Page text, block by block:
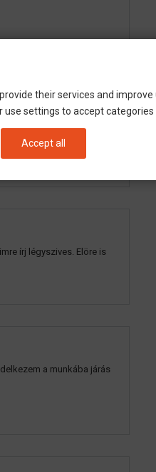
Elérhetősége
írj légyszives. Elöre is
a munkába járás
their services and improve
settings to accept categories
Accept all